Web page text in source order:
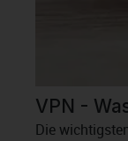
VPN -
Die